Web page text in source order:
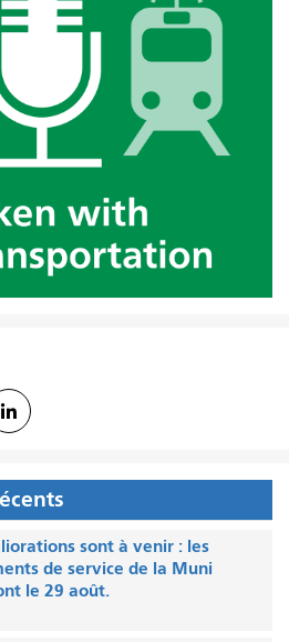

sont à venir : les
de service de la Muni
le 29 août.